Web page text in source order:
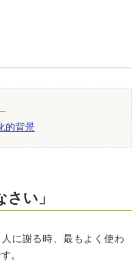
的背景
い」
人に謝る時、最もよく使わ
。